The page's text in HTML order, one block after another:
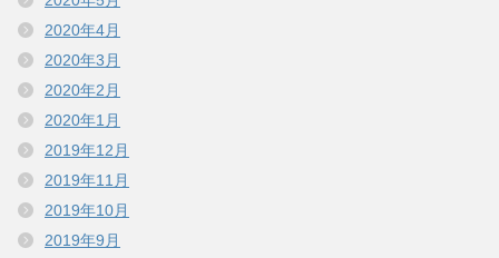
2020年4月
2020年3月
2020年2月
2020年1月
2019年12月
2019年11月
2019年10月
2019年9月